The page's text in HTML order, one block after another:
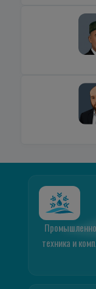
техника и